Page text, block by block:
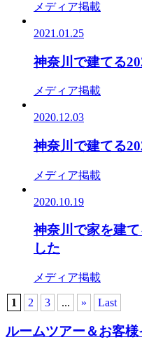
メディア掲載
2021.01.25
神奈川で建てる
メディア掲載
2020.12.03
神奈川で建てる
メディア掲載
2020.10.19
神奈川で家を建
した
メディア掲載
1 2 3 ... » Last
ルームツアー＆お客